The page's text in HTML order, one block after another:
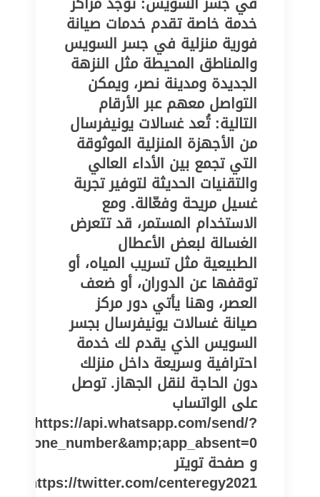
خدمة خاصة تقدم خدمات صيانة
فورية منزلية في جسر السويس
والمناطق المحيطة مثل النزهة
الجديدة ومدينة نصر، ويمكن
التواصل معهم عبر الأرقام
التالية: تُعد غسالات يونيفرسال
من الأجهزة المنزلية الموثوقة
التي تجمع بين الأداء العالي
والتقنيات الحديثة لتوفير تجربة
غسيل مريحة وفعّالة. ومع
الاستخدام المستمر، قد تتعرض
الغسالة لبعض الأعطال
الطبيعية مثل تسريب المياه، أو
توقفها عن الدوران، أو ضعف
العصر، وهنا يأتي دور مركز
صيانة غسالات يونيفرسال بجسر
السويس الذي يقدم لك خدمة
احترافية وسريعة داخل منزلك
دون الحاجة لنقل الجهاز. توصل
على الواتساب
https://api.whatsapp.com/send/?
و صفحة تويتر
https://twitter.com/centeregy2021